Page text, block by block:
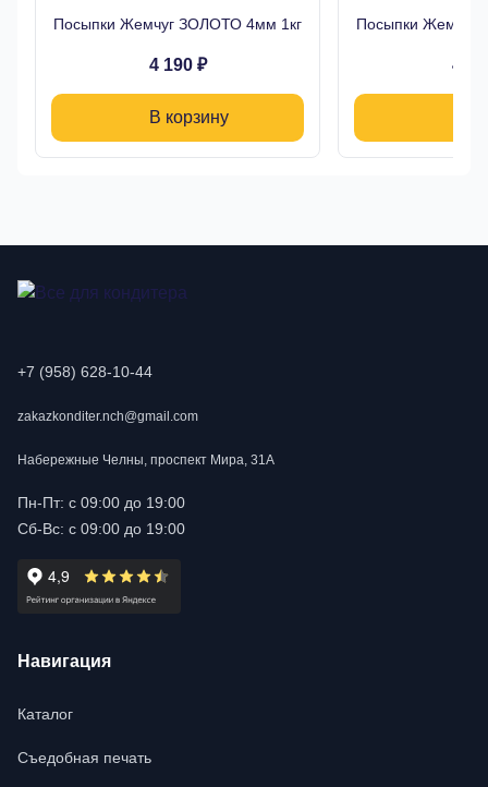
Посыпки Жемчуг ЗОЛОТО 4мм 1кг
4 190 ₽
В корзину
Посыпки Жемчуг
4
+7 (958) 628-10-44
zakazkonditer.nch@gmail.com
Набережные Челны, проспект Мира, 31А
Пн-Пт: с 09:00 до 19:00
Сб-Вс: с 09:00 до 19:00
Навигация
Каталог
Съедобная печать